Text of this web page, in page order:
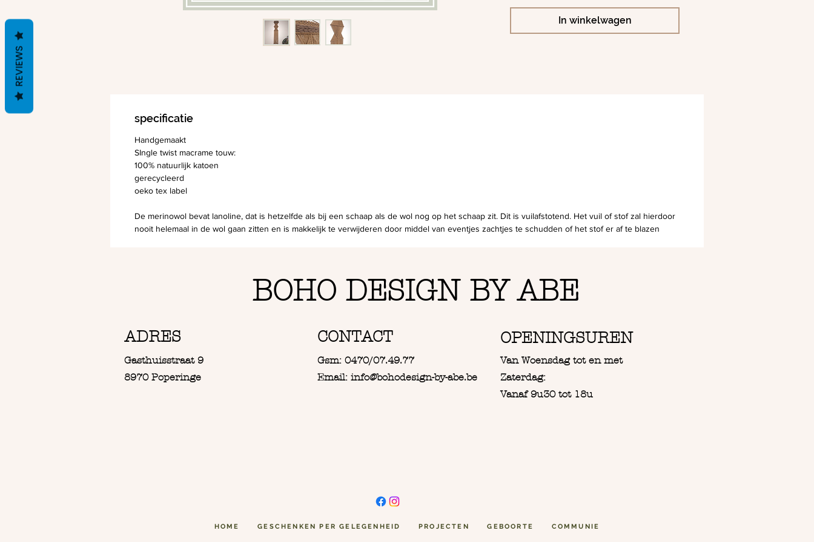
In winkelwagen
specificatie
Handgemaakt
SIngle twist macrame touw:
100% natuurlijk katoen
gerecycleerd
oeko tex label
De merinowol bevat lanoline, dat is hetzelfde als bij een schaap als de wol nog op het schaap zit. Dit is vuilafstotend. Het vuil of stof zal hierdoor
nooit helemaal in de wol gaan zitten en is makkelijk te verwijderen door middel van eventjes zachtjes te schudden of het stof er af te blazen
BOHO DESIGN BY ABE
ADRES
Gasthuisstraat 9
8970 Poperinge
CONTACT
Gsm: 0470/07.49.77
Email: info@bohodesign-by-abe.be
OPENINGSUREN
Van Woensdag tot en met
Zaterdag:
Vanaf 9u30 tot 18u
HOME GESCHENKEN PER GELEGENHEID PROJECTEN GEBOORTE COMMUNIE
REVIEWS